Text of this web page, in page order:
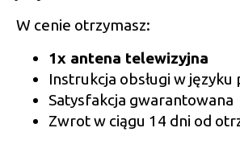
W cenie otrzymasz:
1x antena telewizyjna
Instrukcja obsługi w języku
Satysfakcja gwarantowana
Zwrot w ciągu 14 dni od